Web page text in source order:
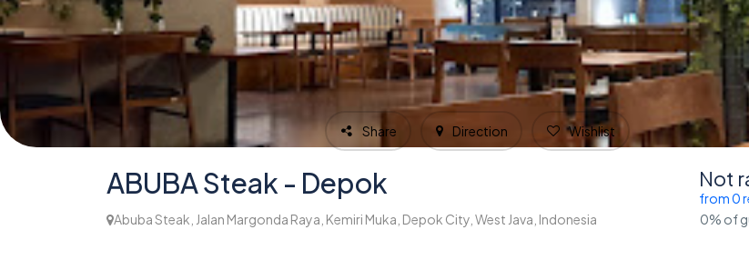
Share Direction Wishlist
ABUBA Steak - Depok
Abuba Steak, Jalan Margonda Raya, Kemiri Muka, Depok City, West Java, Indonesia
Not
from 0
0% of